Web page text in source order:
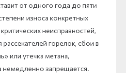
от одного года до пяти
износа конкретных
неисправностей,
горелок, сбои в
или утечка метана,
немедленно запрещается.